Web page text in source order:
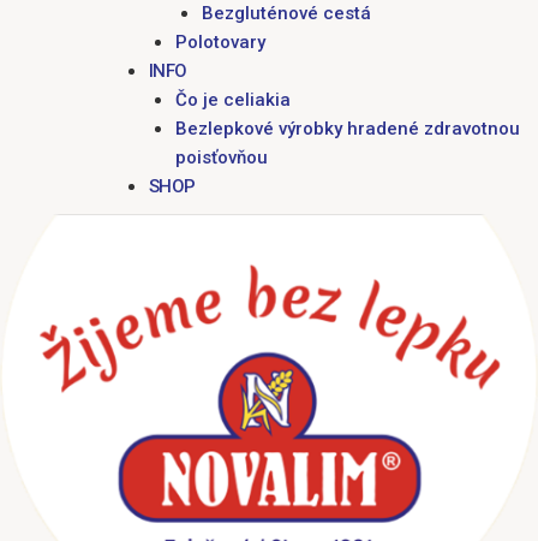
Bezgluténové cestá
Polotovary
INFO
Čo je celiakia
Bezlepkové výrobky hradené zdravotnou
poisťovňou
SHOP